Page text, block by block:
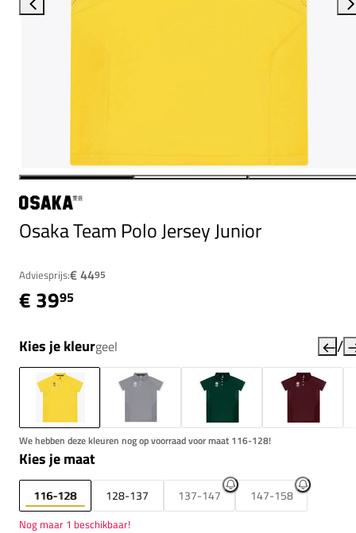
Osaka Team Polo Jersey Junior
Adviesprijs:€ 4495
€ 3995
Kies je kleurgeel /
We hebben deze kleuren nog op voorraad voor maat 116-128!
Kies je maat
116-128 128-137 137-147 147-158
Nog maar 1 beschikbaar!